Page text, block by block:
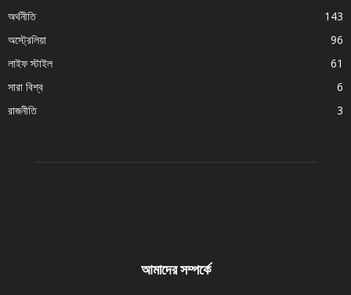
অর্থনীতি
143
অস্ট্রেলিয়া
96
লাইফ স্টাইল
61
সারা বিশ্ব
6
রাজনীতি
3
আমাদের সম্পর্কে